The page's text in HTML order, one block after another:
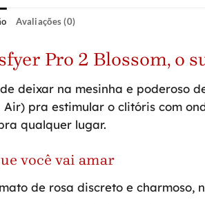
Avaliações (0)
Pro 2 Blossom, o
deixar na mesinha e poderoso
pra estimular o clitóris com
qualquer lugar.
você vai amar
de rosa discreto e charmoso,